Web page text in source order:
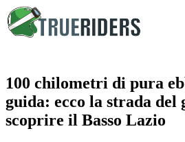
100 chilometri di pura
guida: ecco la strada del
scoprire il Basso Lazio